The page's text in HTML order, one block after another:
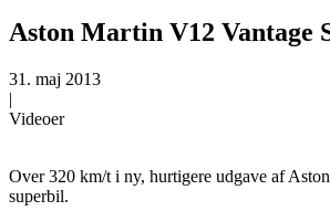
Aston Martin V12 Vantage
31. maj 2013
|
Videoer
Over 320 km/t i ny, hurtigere udgave af
superbil.